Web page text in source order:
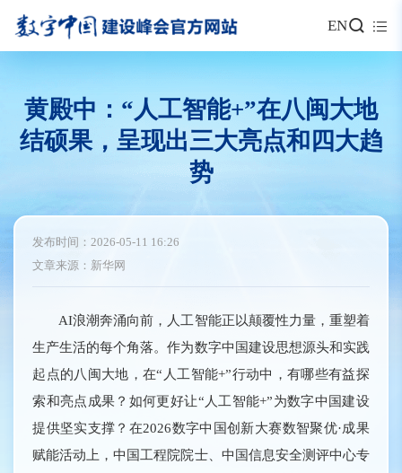
EN
黄殿中：“人工智能+”在八闽大地
结硕果，呈现出三大亮点和四大趋
势
发布时间：2026-05-11 16:26
文章来源：新华网
AI浪潮奔涌向前，人工智能正以颠覆性力量，重塑着
生产生活的每个角落。作为数字中国建设思想源头和实践
起点的八闽大地，在“人工智能+”行动中，有哪些有益探
索和亮点成果？如何更好让“人工智能+”为数字中国建设
提供坚实支撑？在2026数字中国创新大赛数智聚优·成果
赋能活动上，中国工程院院士、中国信息安全测评中心专